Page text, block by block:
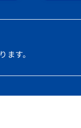
す。